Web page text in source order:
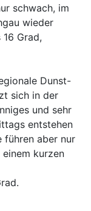
schwach, im
wieder
Grad,
Dunst-
sich in der
und sehr
entstehen
führen aber nur
kurzen